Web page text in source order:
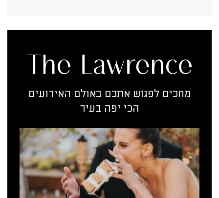
מחכים לפגוש אתכם באולם האירועים
הכי יפה בעיר